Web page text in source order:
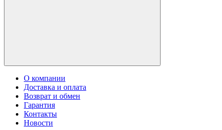
О компании
Доставка и оплата
Возврат и обмен
Гарантия
Контакты
Новости